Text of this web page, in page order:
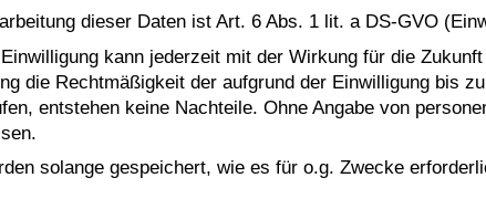
dieser Daten ist Art. 6 Abs. 1 lit. a DS-GVO
kann jederzeit mit der Wirkung für die
die Rechtmäßigkeit der aufgrund der Einwilligung bis
entstehen keine Nachteile. Ohne Angabe von
solange gespeichert, wie es für o.g. Zwecke